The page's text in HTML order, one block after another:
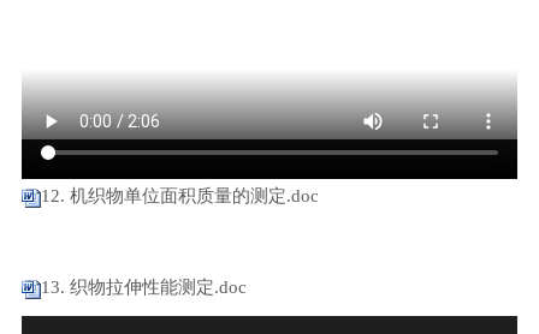
12. 机织物单位面积质量的测定.doc
13. 织物拉伸性能测定.doc